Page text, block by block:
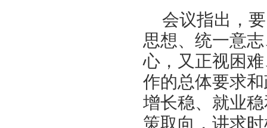
会议指出，
思想、统一意
心，又正视困
作的总体要求
增长稳、就业
策取向，讲求